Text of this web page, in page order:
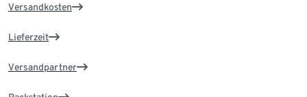
Versandkosten
Lieferzeit
Versandpartner